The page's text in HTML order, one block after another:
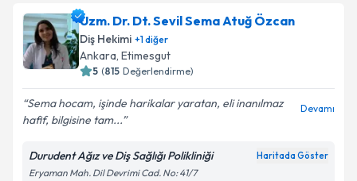
Uzm. Dr. Dt. Sevil Sema Atuğ Özcan
Diş Hekimi +1diğer
Ankara, Etimesgut
5 (815 Değerlendirme)
Sema hocam, işinde harikalar yaratan, eli inanılmaz
hafif, bilgisine tam...
Devamı
Durudent Ağız ve Diş Sağlığı Polikliniği Haritada Göster
Eryaman Mah. Dil Devrimi Cad. No: 41/7